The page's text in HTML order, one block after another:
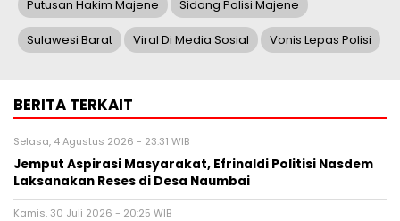
Putusan Hakim Majene Sidang Polisi Majene
Sulawesi Barat Viral Di Media Sosial Vonis Lepas Polisi
BERITA TERKAIT
Selasa, 4 Agustus 2026 - 23:31 WIB
Jemput Aspirasi Masyarakat, Efrinaldi Politisi Nasdem
Laksanakan Reses di Desa Naumbai
Kamis, 30 Juli 2026 - 20:25 WIB